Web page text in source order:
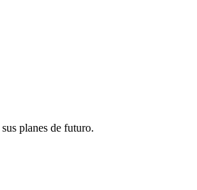
planes de futuro.